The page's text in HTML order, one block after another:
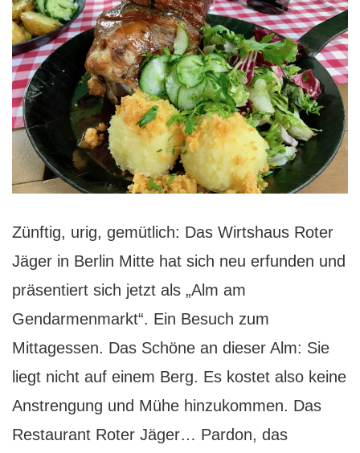
Zünftig, urig, gemütlich: Das Wirtshaus Roter
Jäger in Berlin Mitte hat sich neu erfunden und
präsentiert sich jetzt als „Alm am
Gendarmenmarkt“. Ein Besuch zum
Mittagessen. Das Schöne an dieser Alm: Sie
liegt nicht auf einem Berg. Es kostet also keine
Anstrengung und Mühe hinzukommen. Das
Restaurant Roter Jäger… Pardon, das